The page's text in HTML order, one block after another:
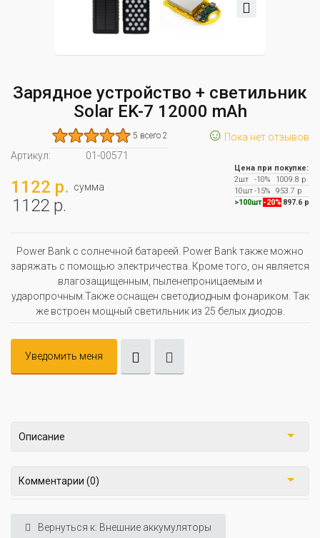
Зарядное устройство + светильник
Solar EK-7 12000 mAh
5 всего 2 ☺ Пока нет отзывов
Артикул:
01-00571
1122 р. сумма
1122 р.
Цена при покупке:
2шт
-10%
1009.8 р
10шт-15%
953.7 р
>100шт -20% 897.6 р
Power Bank с солнечной батареей. Power Bank также можно
заряжать с помощью электричества. Кроме того, он является
влагозащищенным, пыленепроницаемым и
ударопрочным.Также оснащен светодиодным фонариком. Так
же встроен мощный светильник из 25 белых диодов.
Уведомить меня
Описание
Комментарии (0)
Вернуться к: Внешние аккумуляторы